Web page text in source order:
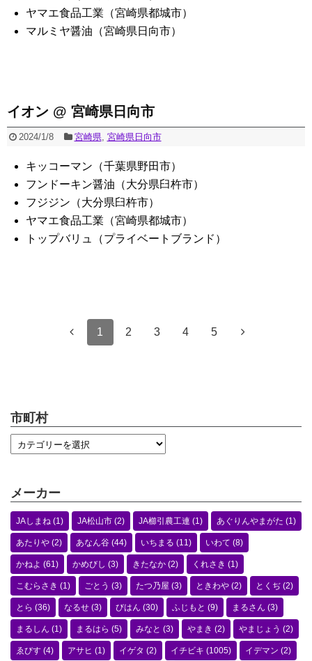
ヤマエ食品工業（宮崎県都城市）
マルミヤ醤油（宮崎県日向市）
イオン @ 宮崎県日向市
2024/1/8 宮崎県, 宮崎県日向市
キッコーマン（千葉県野田市）
フンドーキン醤油（大分県臼杵市）
フジジン（大分県臼杵市）
ヤマエ食品工業（宮崎県都城市）
トップバリュ（プライベートブランド）
1 2 3 4 5
市町村
メーカー
JAしまね (1) JA松山市 (2) JA櫛引農工連 (1) あぐりんやまがた (1)
あたりや (2) あなん谷 (44) いちまる (11) いわて (8)
かねよ (61) かめびし (3) きたなか (2) くれさき (1)
こむらさき (1) ごとう (3) たつ乃屋 (3) ときわや (2) とくぢ (2)
とら (36) なるせ (3) びはん (30) ふじもと (9) まるさん (3)
まるしん (1) まるはら (5) みなと (3) やまき (2) やまじょう (2)
ゑびす (4) アサヒ (1) イゲタ (2) イチビキ (1005) イデマン (2)